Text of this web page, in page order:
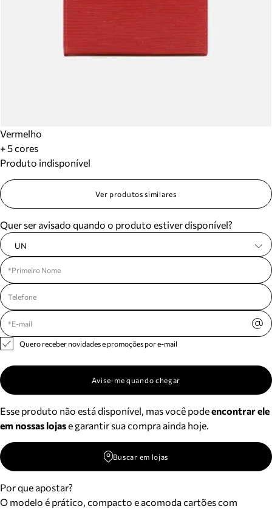
Vermelho
+ 5 cores
Produto indisponível
Ver produtos similares
Quer ser avisado quando o produto estiver disponível?
UN
Quero receber novidades e promoções por e-mail
Avise-me quando chegar
Esse produto não está disponível, mas você podeencontrar ele
em nossas lojase garantir sua compra ainda hoje.
Buscar em lojas
Por que apostar?
O modelo é prático, compacto e acomoda cartões com